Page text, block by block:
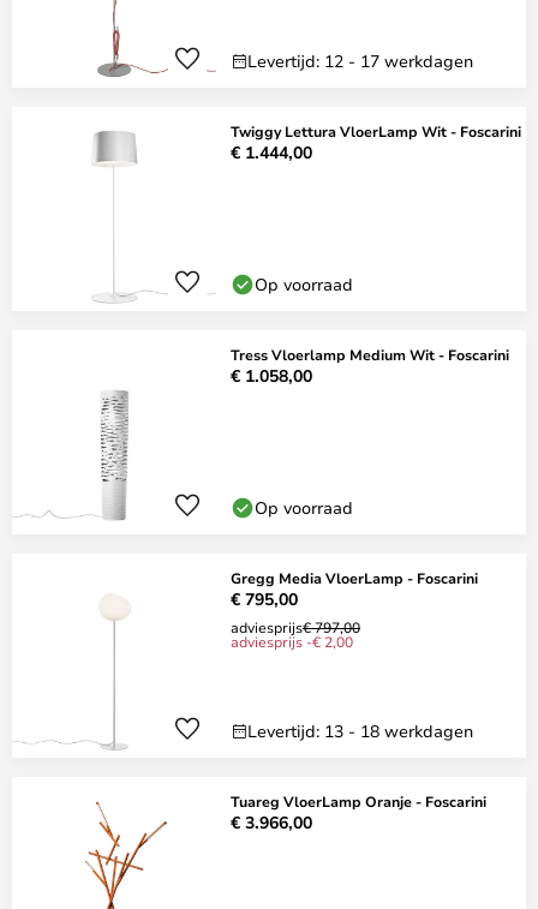
Levertijd: 12 - 17 werkdagen
Twiggy Lettura VloerLamp Wit - Foscarini
€ 1.444,00
Op voorraad
Tress Vloerlamp Medium Wit - Foscarini
€ 1.058,00
Op voorraad
Gregg Media VloerLamp - Foscarini
€ 795,00
adviesprijs€ 797,00
adviesprijs -€ 2,00
Levertijd: 13 - 18 werkdagen
Tuareg VloerLamp Oranje - Foscarini
€ 3.966,00